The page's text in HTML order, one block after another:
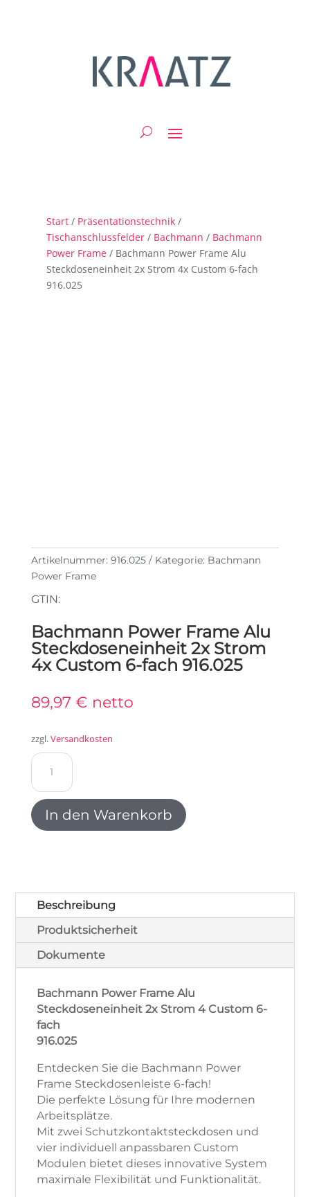
Start / Präsentationstechnik /
Tischanschlussfelder / Bachmann / Bachmann
Power Frame / Bachmann Power Frame Alu
Steckdoseneinheit 2x Strom 4x Custom 6-fach
916.025
Artikelnummer: 916.025 Kategorie: Bachmann
Power Frame
GTIN:
Bachmann Power Frame Alu
Steckdoseneinheit 2x Strom
4x Custom 6-fach 916.025
89,97 € netto
zzgl.Versandkosten
Bachmann
Power
Frame
Alu
Steckdoseneinheit
6-
fach
916.025
Menge
In den Warenkorb
Beschreibung
Produktsicherheit
Dokumente
Bachmann Power Frame Alu
Steckdoseneinheit 2x Strom 4 Custom 6-
fach
916.025
Entdecken Sie die Bachmann Power
Frame Steckdosenleiste 6-fach!
Die perfekte Lösung für Ihre modernen
Arbeitsplätze.
Mit zwei Schutzkontaktsteckdosen und
vier individuell anpassbaren Custom
Modulen bietet dieses innovative System
maximale Flexibilität und Funktionalität.